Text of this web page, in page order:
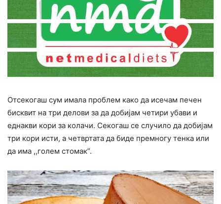
Отсекогаш сум имала проблем како да исечам печен
бисквит на три делови за да добијам четири убави и
еднакви кори за колачи. Секогаш се случило да добијам
три кори исти, а четвртата да биде премногу тенка или
да има ,,голем стомак”.